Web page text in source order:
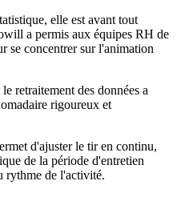
elle est avant tout
a permis aux équipes RH de
se concentrer sur l'animation
retraitement des données a
rigoureux et
d'ajuster le tir en continu,
de la période d'entretien
rythme de l'activité.